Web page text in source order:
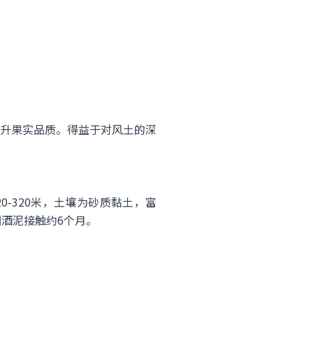
果实品质。得益于对风土的深
320米，土壤为砂质黏土，富
泥接触约6个月。